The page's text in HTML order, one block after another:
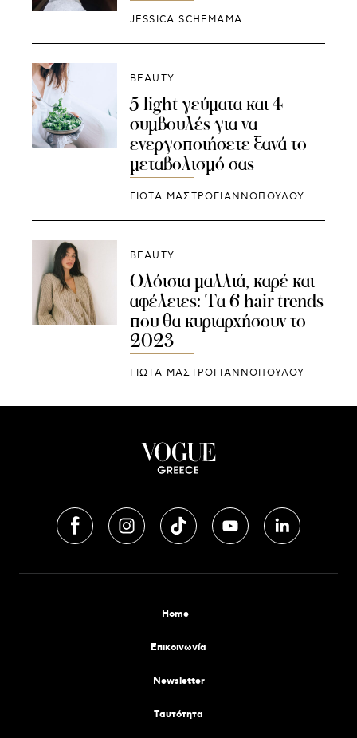
JESSICA SCHEMAMA
BEAUTY
5 light γεύματα και 4
συμβουλές για να
ενεργοποιήσετε ξανά το
μεταβολισμό σας
ΓΙΩΤΑ ΜΑΣΤΡΟΓΙΑΝΝΟΠΟΥΛΟΥ
BEAUTY
Ολόισια μαλλιά, καρέ και
αφέλειες: Τα 6 hair trends
που θα κυριαρχήσουν το
2023
ΓΙΩΤΑ ΜΑΣΤΡΟΓΙΑΝΝΟΠΟΥΛΟΥ
Home
Επικοινωνία
Newsletter
Tαυτότητα